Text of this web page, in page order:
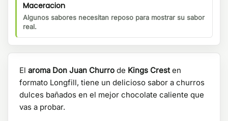
Maceracion
Algunos sabores necesitan reposo para mostrar su sabor
real.
El aroma Don Juan Churro de Kings Cresten
formato Longfill, tiene un delicioso sabor a churros
dulces bañados en el mejor chocolate caliente que
vas a probar.